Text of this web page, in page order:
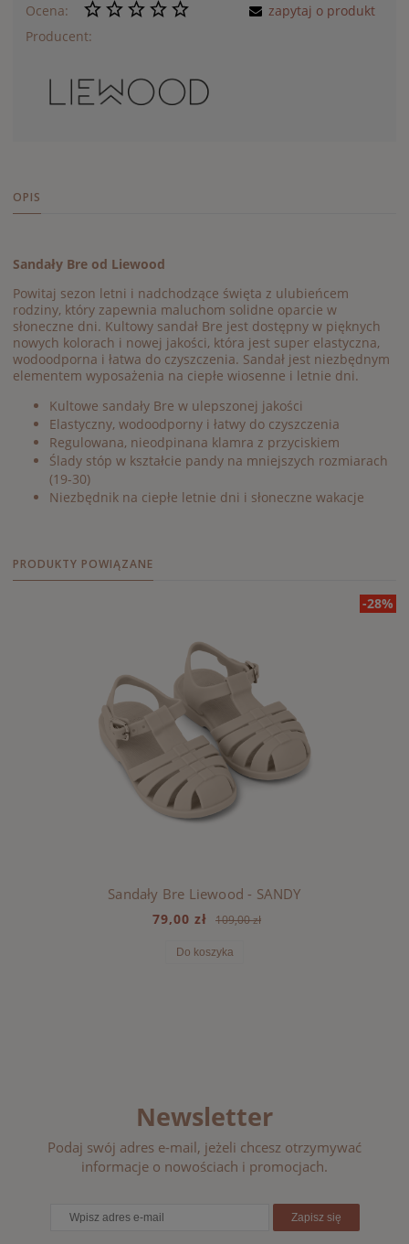
Ocena:
Producent:
zapytaj o produkt
OPIS
Sandały Bre od Liewood
Powitaj sezon letni i nadchodzące święta z ulubieńcem
rodziny, który zapewnia maluchom solidne oparcie w
słoneczne dni. Kultowy sandał Bre jest dostępny w pięknych
nowych kolorach i nowej jakości, która jest super elastyczna,
wodoodporna i łatwa do czyszczenia. Sandał jest niezbędnym
elementem wyposażenia na ciepłe wiosenne i letnie dni.
Kultowe sandały Bre w ulepszonej jakości
Elastyczny, wodoodporny i łatwy do czyszczenia
Regulowana, nieodpinana klamra z przyciskiem
Ślady stóp w kształcie pandy na mniejszych rozmiarach
(19-30)
Niezbędnik na ciepłe letnie dni i słoneczne wakacje
PRODUKTY POWIĄZANE
-28%
Sandały Bre Liewood - SANDY
79,00 zł 109,00 zł
Do koszyka
Newsletter
Podaj swój adres e-mail, jeżeli chcesz otrzymywać
informacje o nowościach i promocjach.
Zapisz się